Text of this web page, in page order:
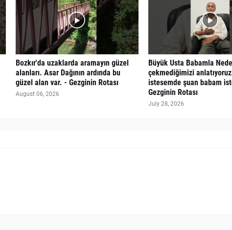
Bozkır'da uzaklarda aramayın güzel
alanları. Asar Dağının ardında bu
güzel alan var. - Gezginin Rotası
August 06, 2026
Büyük Usta Babamla
çekmediğimizi
istesemde şuan babam
Gezginin Rotası
July 28, 2026